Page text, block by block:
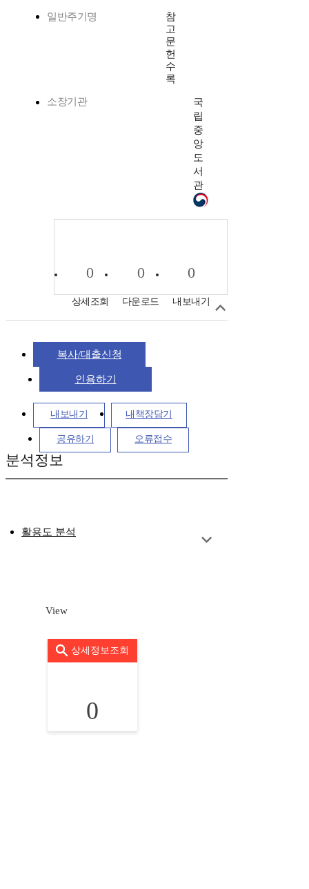
일반주기명
참
고
문
헌
수
록
소장기관
국
립
중
앙
도
서
관
0
상세조회
0
다운로드
0
내보내기
복사/대출신청
인용하기
내보내기 내책장담기
공유하기 오류접수
분석정보
활용도 분석
View
상세정보조회
0